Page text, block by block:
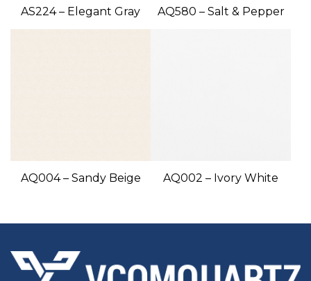
AS224 – Elegant Gray AQ580 – Salt & Pepper
AQ004 – Sandy Beige AQ002 – Ivory White